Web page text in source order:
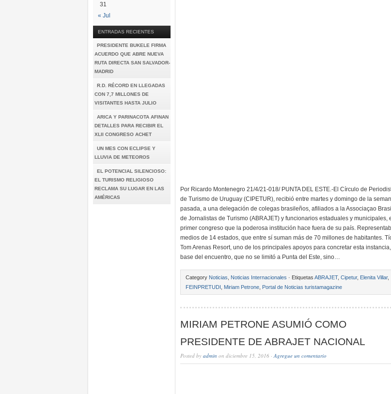
31
« Jul
ENTRADAS RECIENTES
PRESIDENTE BUKELE FIRMA
ACUERDO QUE ABRE NUEVA
RUTA DIRECTA SAN SALVADOR-
MADRID
R.D. RÉCORD EN LLEGADAS
CON 7,7 MILLONES DE
VISITANTES HASTA JULIO
ARICA Y PARINACOTA AFINAN
DETALLES PARA RECIBIR EL
XLII CONGRESO ACHET
UN MES CON ECLIPSE Y
LLUVIA DE METEOROS
EL POTENCIAL SILENCIOSO:
EL TURISMO RELIGIOSO
RECLAMA SU LUGAR EN LAS
AMÉRICAS
Por Ricardo Montenegro 21/4/21-018/ PUNTA DEL ESTE.-El Círculo de
de Turismo de Uruguay (CIPETUR), recibió entre martes y domingo de la
pasada, a una delegación de colegas brasileños, afiliados a la Associaçao
de Jornalistas de Turismo (ABRAJET) y funcionarios estaduales y municipales,
primer congreso que la poderosa institución hace fuera de su país.
medios de 14 estados, que entre sí suman más de 70 millones de habitantes.
Tom Arenas Resort, uno de los principales apoyos para concretar esta
base del encuentro, que no se limitó a Punta del Este, sino…
Category Noticias Noticias Internacionales · Etiquetas ABRAJET, Cipetur, Elenita Villar,
FEINPRETUDI
Miriam Petrone Portal de Noticias turistamagazine
MIRIAM PETRONE ASUMIÓ COMO
PRESIDENTE DE ABRAJET NACIONAL
Posted by admin on diciembre 15, 2016 ·Agregue un comentario